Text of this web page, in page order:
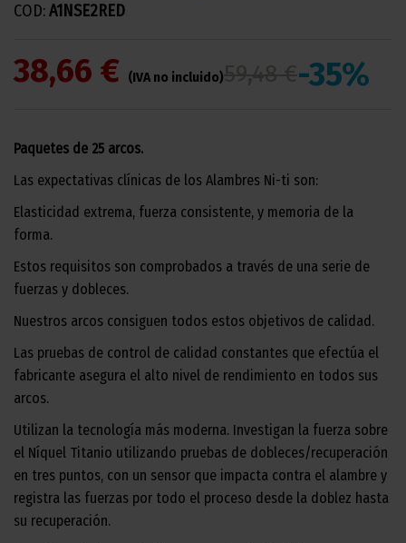
COD:A1NSE2RED
38,66 € (IVA no incluido) -35%
Paquetes de 25 arcos.
Las expectativas clínicas de los Alambres Ni-ti son:
Elasticidad extrema, fuerza consistente, y memoria de la
forma.
Estos requisitos son comprobados a través de una serie de
fuerzas y dobleces.
Nuestros arcos consiguen todos estos objetivos de calidad.
Las pruebas de control de calidad constantes que efectúa el
fabricante asegura el alto nivel de rendimiento en todos sus
arcos.
Utilizan la tecnología más moderna. Investigan la fuerza sobre
el Níquel Titanio utilizando pruebas de dobleces/recuperación
en tres puntos, con un sensor que impacta contra el alambre y
registra las fuerzas por todo el proceso desde la doblez hasta
su recuperación.